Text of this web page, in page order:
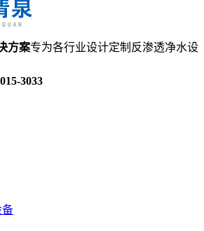
方案专为各行业设计定制反渗透净水设
3033
备